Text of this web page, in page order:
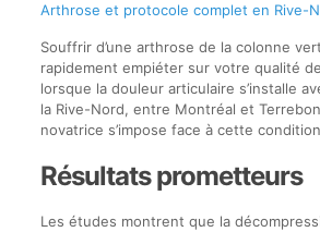
Arthrose et protocole complet en Rive-
Souffrir d’une arthrose de la colonne
rapidement empiéter sur votre qualité
lorsque la douleur articulaire s’installe
la Rive-Nord, entre Montréal et
novatrice s’impose face à cette
Résultats prometteurs
Les études montrent que la